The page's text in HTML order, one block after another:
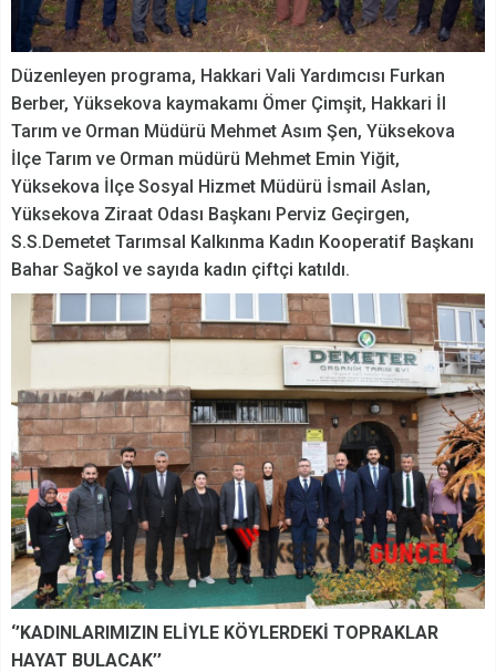
Düzenleyen programa, Hakkari Vali Yardımcısı Furkan
Berber, Yüksekova kaymakamı Ömer Çimşit, Hakkari İl
Tarım ve Orman Müdürü Mehmet Asım Şen, Yüksekova
İlçe Tarım ve Orman müdürü Mehmet Emin Yiğit,
Yüksekova İlçe Sosyal Hizmet Müdürü İsmail Aslan,
Yüksekova Ziraat Odası Başkanı Perviz Geçirgen,
S.S.Demetet Tarımsal Kalkınma Kadın Kooperatif Başkanı
Bahar Sağkol ve sayıda kadın çiftçi katıldı.
‘’KADINLARIMIZIN ELİYLE KÖYLERDEKİ TOPRAKLAR
HAYAT BULACAK’’